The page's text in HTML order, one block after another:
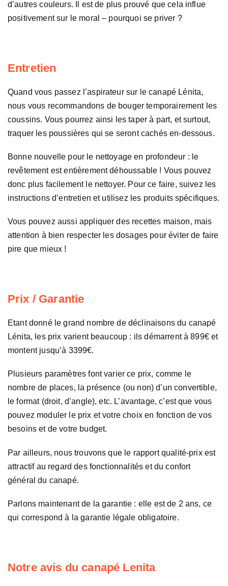
d’autres couleurs. Il est de plus prouvé que cela influe
positivement sur le moral – pourquoi se priver ?
Entretien
Quand vous passez l’aspirateur sur le canapé Lénita,
nous vous recommandons de bouger temporairement les
coussins. Vous pourrez ainsi les taper à part, et surtout,
traquer les poussières qui se seront cachés en-dessous.
Bonne nouvelle pour le nettoyage en profondeur : le
revêtement est entièrement déhoussable ! Vous pouvez
donc plus facilement le nettoyer. Pour ce faire, suivez les
instructions d’entretien et utilisez les produits spécifiques.
Vous pouvez aussi appliquer des recettes maison, mais
attention à bien respecter les dosages pour éviter de faire
pire que mieux !
Prix / Garantie
Etant donné le grand nombre de déclinaisons du canapé
Lénita, les prix varient beaucoup : ils démarrent à 899€ et
montent jusqu’à 3399€.
Plusieurs paramètres font varier ce prix, comme le
nombre de places, la présence (ou non) d’un convertible,
le format (droit, d’angle), etc. L’avantage, c’est que vous
pouvez moduler le prix et votre choix en fonction de vos
besoins et de votre budget.
Par ailleurs, nous trouvons que le rapport qualité-prix est
attractif au regard des fonctionnalités et du confort
général du canapé.
Parlons maintenant de la garantie : elle est de 2 ans, ce
qui correspond à la garantie légale obligatoire.
Notre avis du canapé Lenita